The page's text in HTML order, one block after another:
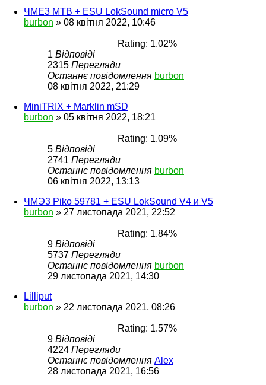
ЧМЕ3 MTB + ESU LokSound micro V5
burbon » 08 квітня 2022, 10:46
Rating: 1.02%
1 Відповіді
2315 Перегляди
Останнє повідомлення burbon
08 квітня 2022, 21:29
MiniTRIX + Marklin mSD
burbon » 05 квітня 2022, 18:21
Rating: 1.09%
5 Відповіді
2741 Перегляди
Останнє повідомлення burbon
06 квітня 2022, 13:13
ЧМЭ3 Piko 59781 + ESU LokSound V4 и V5
burbon » 27 листопада 2021, 22:52
Rating: 1.84%
9 Відповіді
5737 Перегляди
Останнє повідомлення burbon
29 листопада 2021, 14:30
Lilliput
burbon » 22 листопада 2021, 08:26
Rating: 1.57%
9 Відповіді
4224 Перегляди
Останнє повідомлення Alex
28 листопада 2021, 16:56